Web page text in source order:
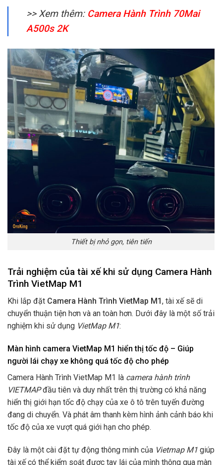
>> Xem thêm: Camera Hành Trình 70Mai
A500s 2K
Thiết bị nhỏ gọn, tiên tiến
Trải nghiệm của tài xế khi sử dụng Camera Hành
Trình VietMap M1
Khi lắp đặt Camera Hành Trình VietMap M1, tài xế sẽ di
chuyển thuận tiện hơn và an toàn hơn. Dưới đây là một số trải
nghiệm khi sử dụng VietMap M1:
Màn hình camera VietMap M1 hiển thị tốc độ – Giúp
người lái chạy xe không quá tốc độ cho phép
Camera Hành Trình VietMap M1 là camera hành trình
VIETMAPđầu tiên và duy nhất trên thị trường có khả năng
hiển thị giới hạn tốc độ chạy của xe ô tô trên tuyến đường
đang di chuyển. Và phát âm thanh kèm hình ảnh cảnh báo khi
tốc độ của xe vượt quá giới hạn cho phép.
Đây là một cài đặt tự động thông minh của Vietmap M1 giúp
tài xế có thể kiểm soát được tay lái của mình thông qua màn